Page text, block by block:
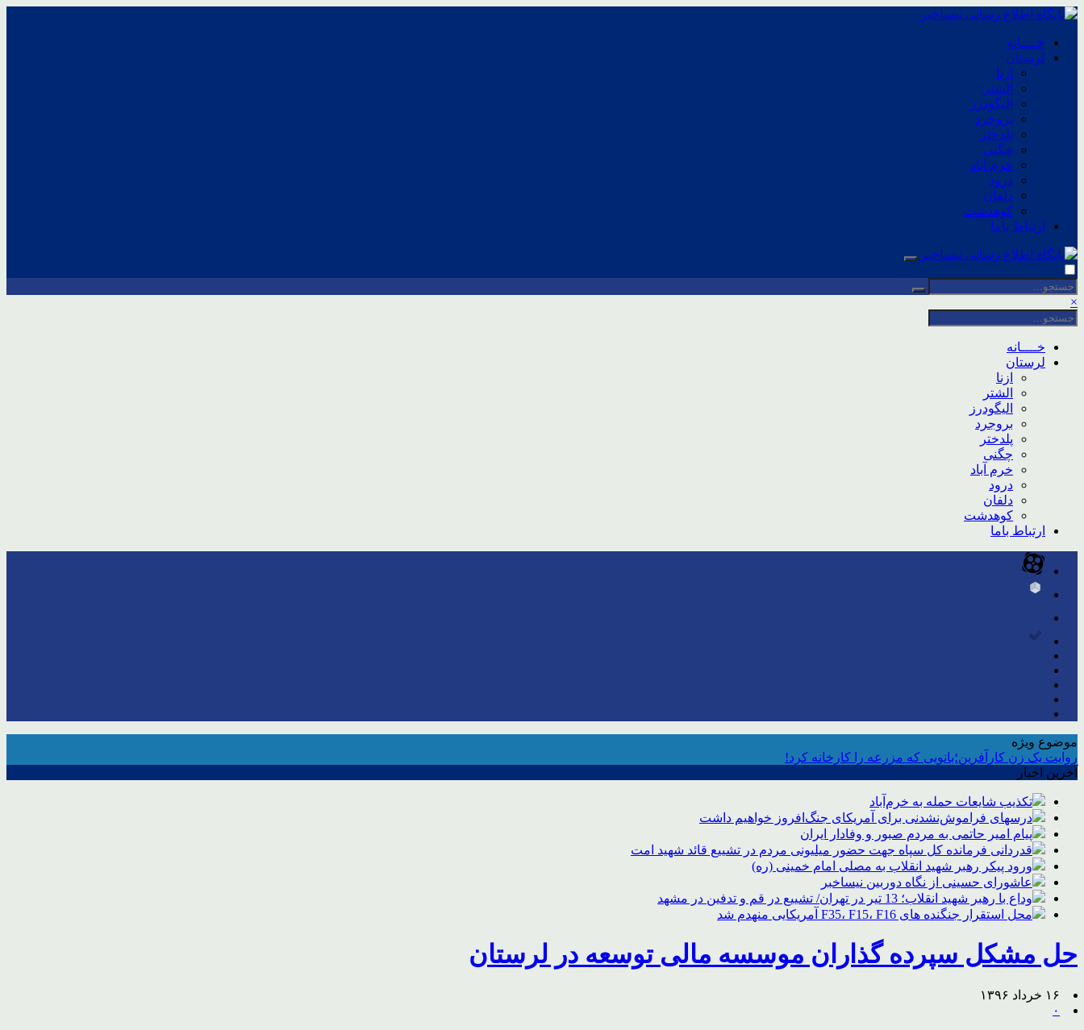
خــــانه
لرستان
ازنا
الشتر
الیگودرز
بروجرد
پلدختر
چگنی
خرم آباد
درود
دلفان
کوهدشت
ارتباط باما
×
خــــانه
لرستان
ازنا
الشتر
الیگودرز
بروجرد
پلدختر
چگنی
خرم آباد
درود
دلفان
کوهدشت
ارتباط باما
موضوع ویژه
روایت یک زن کارآفرین؛بانویی که مزرعه را کارخانه کرد!
آخرین اخبار
تکذیب شایعات حمله به خرم‌آباد
درسهای فراموش‌نشدنی برای آمریکای جنگ‌افروز خواهیم داشت
پیام امیر حاتمی به مردم صبور و وفادار ایران
قدردانی فرمانده کل سپاه جهت حضور میلیونی مردم در تشییع قائد شهید امت
ورود پیکر رهبر شهید انقلاب به مصلی امام خمینی (ره)
عاشورای حسینی از نگاه دوربین نیساخبر
وداع با رهبر شهید انقلاب؛ 13 تیر در تهران/ تشییع در قم و تدفین در مشهد
محل استقرار جنگنده های F35، F15، F16 آمریکایی منهدم شد
حل مشکل سپرده گذاران موسسه مالی توسعه در لرستان
۱۶ خرداد ۱۳۹۶
۰